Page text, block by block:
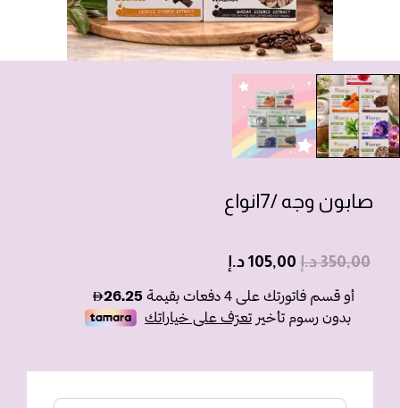
صابون وجه /7انواع
350,00د.إ 105,00 د.إ